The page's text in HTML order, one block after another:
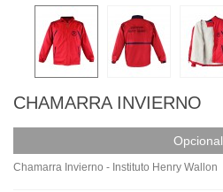
CHAMARRA INVIERNO
Opcional
Chamarra Invierno - Instituto Henry Wallon